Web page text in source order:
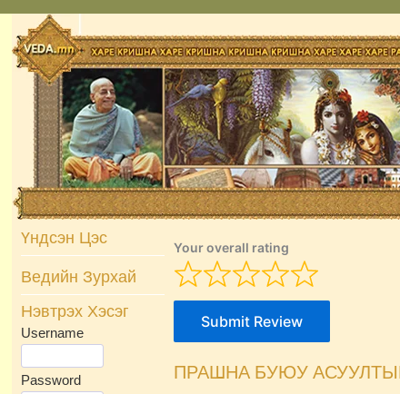
Skip
content
Үндсэн Цэс
Ведийн Зурхай
Нэвтрэх Хэсэг
Username
Password
Your overall rating
Submit Review
ПРАШНА БУЮУ